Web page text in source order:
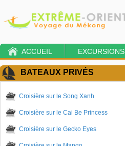
ACCUEIL EXCURSIONS
BATEAUX PRIVÉS
Croisière sur le Song Xanh
Croisière sur le Cai Be Princess
Croisière sur le Gecko Eyes